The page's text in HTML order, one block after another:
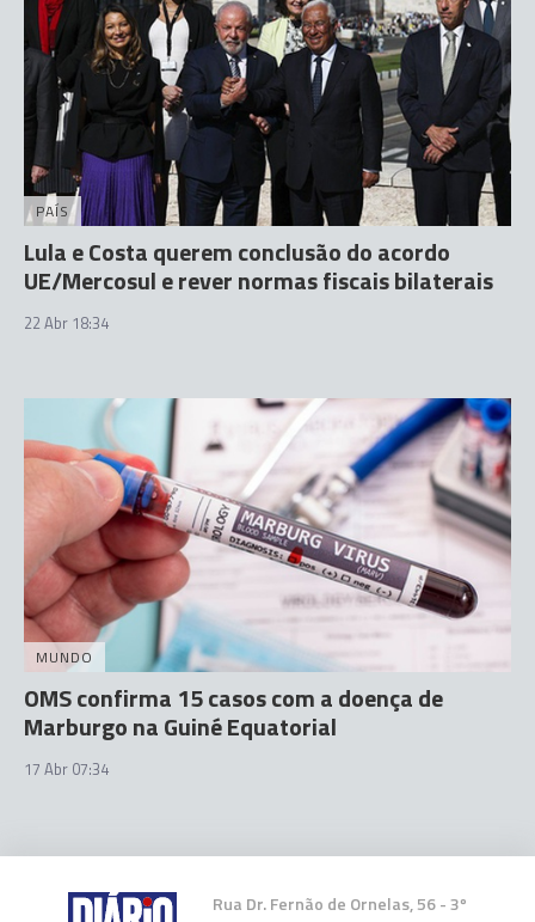
PAÍS
Lula e Costa querem conclusão do acordo
UE/Mercosul e rever normas fiscais bilaterais
22 Abr 18:34
MUNDO
OMS confirma 15 casos com a doença de
Marburgo na Guiné Equatorial
17 Abr 07:34
Rua Dr. Fernão de Ornelas, 56 - 3º